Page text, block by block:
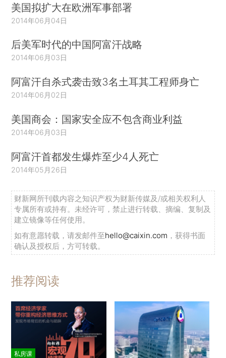
美国拟扩大在欧洲军事部署
2014年06月04日
后美军时代的中国阿富汗战略
2014年06月03日
阿富汗自杀式袭击致3名土耳其工程师身亡
2014年06月02日
美国商会：国家安全应不包含商业利益
2014年06月03日
阿富汗首都发生爆炸至少4人死亡
2014年05月26日
财新网所刊载内容之知识产权为财新传媒及/或相关权利人
专属所有或持有。未经许可，禁止进行转载、摘编、复制及
建立镜像等任何使用。
如有意愿转载，请发邮件至hello@caixin.com ，获得书面
确认及授权后，方可转载。
推荐阅读
私房课